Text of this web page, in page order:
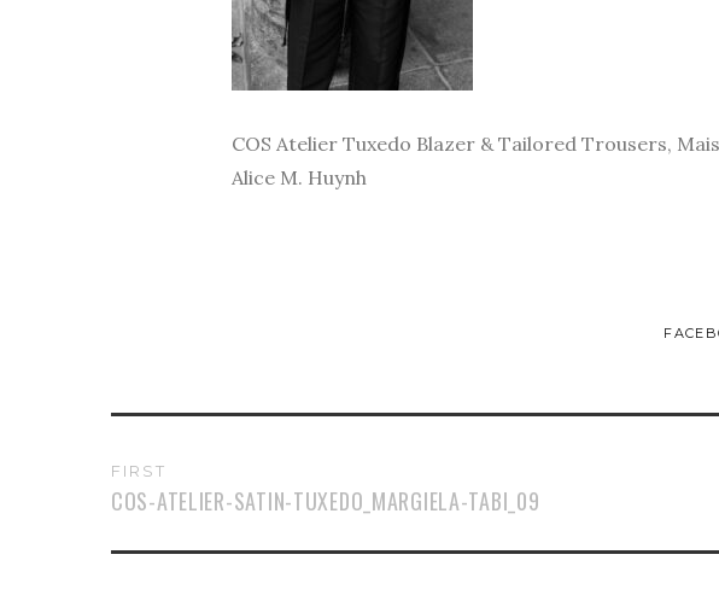
COS Atelier Tuxedo Blazer & Tailored Trousers,
Alice M. Huynh
FIRST
COS-ATELIER-SATIN-TUXEDO_MARGIELA-TABI_09